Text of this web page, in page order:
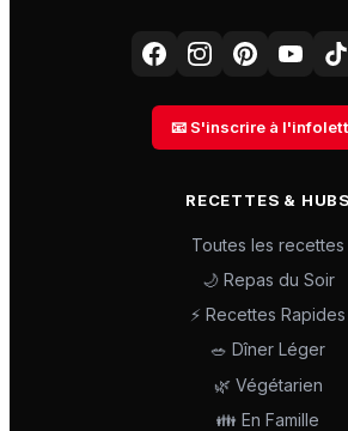
📧 S'inscrire à
RECETTES & HUBS
Toutes les recettes
🌙 Repas du Soir
⚡ Recettes Rapides
🥗 Dîner Léger
🌿 Végétarien
👪 En Famille